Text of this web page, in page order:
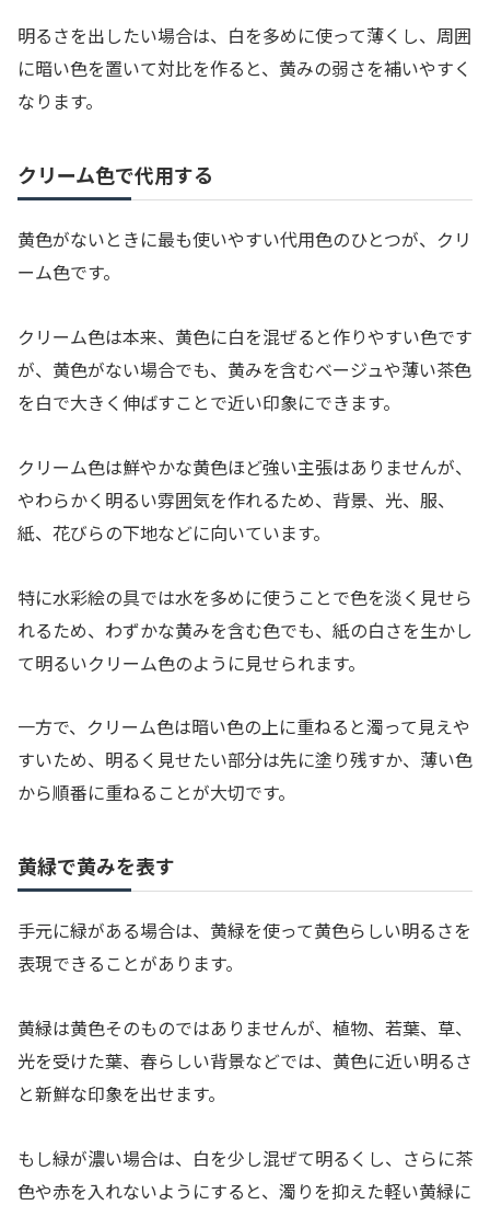
明るさを出したい場合は、白を多めに使って薄くし、周囲
に暗い色を置いて対比を作ると、黄みの弱さを補いやすく
なります。
クリーム色で代用する
黄色がないときに最も使いやすい代用色のひとつが、クリ
ーム色です。
クリーム色は本来、黄色に白を混ぜると作りやすい色です
が、黄色がない場合でも、黄みを含むベージュや薄い茶色
を白で大きく伸ばすことで近い印象にできます。
クリーム色は鮮やかな黄色ほど強い主張はありませんが、
やわらかく明るい雰囲気を作れるため、背景、光、服、
紙、花びらの下地などに向いています。
特に水彩絵の具では水を多めに使うことで色を淡く見せら
れるため、わずかな黄みを含む色でも、紙の白さを生かし
て明るいクリーム色のように見せられます。
一方で、クリーム色は暗い色の上に重ねると濁って見えや
すいため、明るく見せたい部分は先に塗り残すか、薄い色
から順番に重ねることが大切です。
黄緑で黄みを表す
手元に緑がある場合は、黄緑を使って黄色らしい明るさを
表現できることがあります。
黄緑は黄色そのものではありませんが、植物、若葉、草、
光を受けた葉、春らしい背景などでは、黄色に近い明るさ
と新鮮な印象を出せます。
もし緑が濃い場合は、白を少し混ぜて明るくし、さらに茶
色や赤を入れないようにすると、濁りを抑えた軽い黄緑に